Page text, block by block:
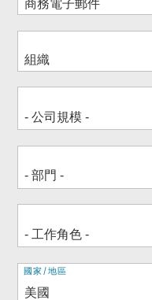
地
址
國家/地區